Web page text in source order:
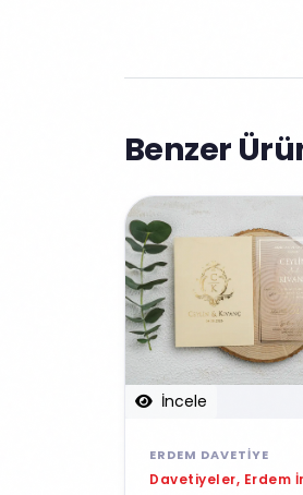
Benzer
İncele
ERDEM DAVETIYE
Davetiyeler, Erdem